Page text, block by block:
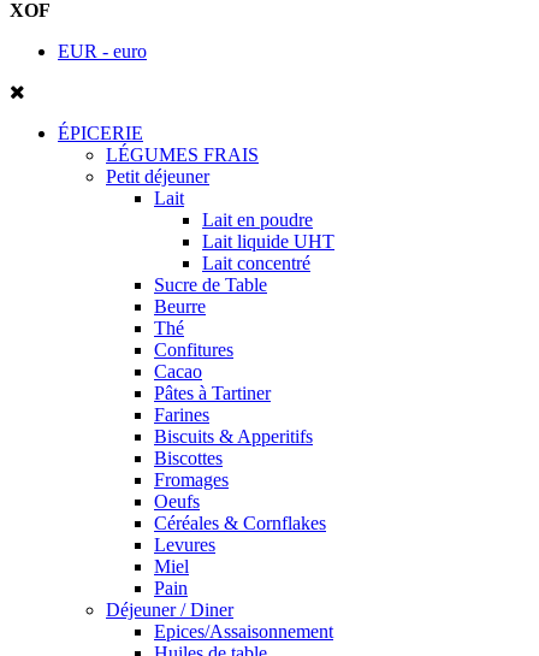
XOF
EUR - euro
ÉPICERIE
LÉGUMES FRAIS
Petit déjeuner
Lait
Lait en poudre
Lait liquide UHT
Lait concentré
Sucre de Table
Beurre
Thé
Confitures
Cacao
Pâtes à Tartiner
Farines
Biscuits & Apperitifs
Biscottes
Fromages
Oeufs
Céréales & Cornflakes
Levures
Miel
Pain
Déjeuner / Diner
Epices/Assaisonnement